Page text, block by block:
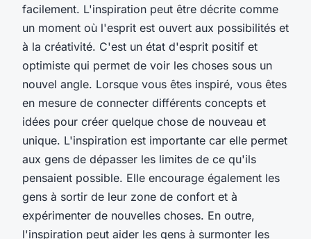
facilement. L'inspiration peut être décrite comme
un moment où l'esprit est ouvert aux possibilités et
à la créativité. C'est un état d'esprit positif et
optimiste qui permet de voir les choses sous un
nouvel angle. Lorsque vous êtes inspiré, vous êtes
en mesure de connecter différents concepts et
idées pour créer quelque chose de nouveau et
unique. L'inspiration est importante car elle permet
aux gens de dépasser les limites de ce qu'ils
pensaient possible. Elle encourage également les
gens à sortir de leur zone de confort et à
expérimenter de nouvelles choses. En outre,
l'inspiration peut aider les gens à surmonter les